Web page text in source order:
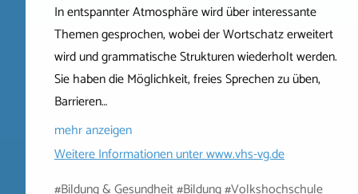
In entspannter Atmosphäre wird über interessante
Themen gesprochen, wobei der Wortschatz erweitert
wird und grammatische Strukturen wiederholt werden.
Sie haben die Möglichkeit, freies Sprechen zu üben,
Barrieren…
mehr anzeigen
Weitere Informationen unterwww.vhs-vg.de
#Bildung & Gesundheit #Bildung #Volkshochschule